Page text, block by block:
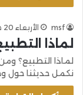
msf الأربعاء 20 صفر 1442هـ 7-10-2020م
لماذا
نكمل حديثنا حول